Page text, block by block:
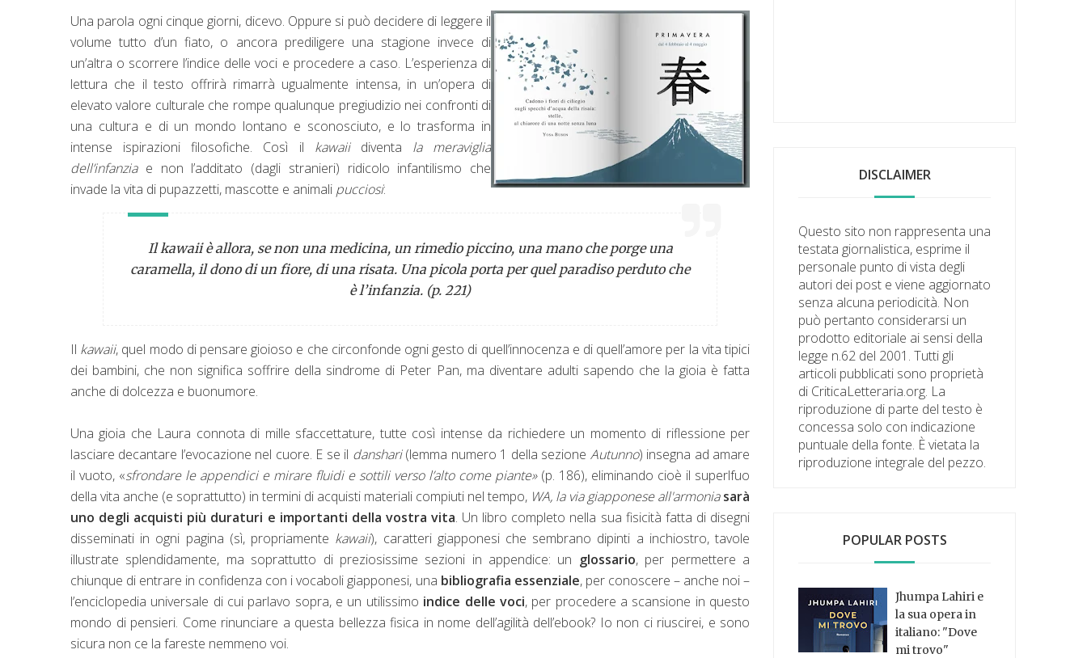
Una parola ogni cinque giorni, dicevo. Oppure si può decidere di leggere il
volume tutto d’un fiato, o ancora prediligere una stagione invece di
un’altra o scorrere l’indice delle voci e procedere a caso. L’esperienza di
lettura che il testo offrirà rimarrà ugualmente intensa, in un’opera di
elevato valore culturale che rompe qualunque pregiudizio nei confronti di
una cultura e di un mondo lontano e sconosciuto, e lo trasforma in
intense ispirazioni filosofiche. Così il kawaii diventa la meraviglia
dell’infanziae non l’additato (dagli stranieri) ridicolo infantilismo che
invade la vita di pupazzetti, mascotte e animali pucciosi:
Il kawaii è allora, se non una medicina, un rimedio piccino, una mano che porge una
caramella, il dono di un fiore, di una risata. Una picola porta per quel paradiso perduto che
è l’infanzia. (p. 221)
Il kawaii, quel modo di pensare gioioso e che circonfonde ogni gesto di quell’innocenza e di quell’amore per la vita tipici
dei bambini, che non significa soffrire della sindrome di Peter Pan, ma diventare adulti sapendo che la gioia è fatta
anche di dolcezza e buonumore.
Una gioia che Laura connota di mille sfaccettature, tutte così intense da richiedere un momento di riflessione per
lasciare decantare l’evocazione nel cuore. E se il danshari(lemma numero 1 della sezione Autunno) insegna ad amare
il vuoto, «sfrondare le appendici e mirare fluidi e sottili verso l’alto come piante»(p. 186), eliminando cioè il superlfuo
della vita anche (e soprattutto) in termini di acquisti materiali compiuti nel tempo, WA, la via giapponese all'armonia sarà
uno degli acquisti più duraturi e importanti della vostra vita. Un libro completo nella sua fisicità fatta di disegni
disseminati in ogni pagina (sì, propriamente kawaii), caratteri giapponesi che sembrano dipinti a inchiostro, tavole
illustrate splendidamente, ma soprattutto di preziosissime sezioni in appendice: un glossario, per permettere a
chiunque di entrare in confidenza con i vocaboli giapponesi, una bibliografia essenziale, per conoscere – anche noi –
l’enciclopedia universale di cui parlavo sopra, e un utilissimo indice delle voci, per procedere a scansione in questo
mondo di pensieri. Come rinunciare a questa bellezza fisica in nome dell’agilità dell’ebook? Io non ci riuscirei, e sono
sicura non ce la fareste nemmeno voi.
DISCLAIMER
Questo sito non rappresenta una
testata giornalistica, esprime il
personale punto di vista degli
autori dei post e viene aggiornato
senza alcuna periodicità. Non
può pertanto considerarsi un
prodotto editoriale ai sensi della
legge n.62 del 2001. Tutti gli
articoli pubblicati sono proprietà
di CriticaLetteraria.org. La
riproduzione di parte del testo è
concessa solo con indicazione
puntuale della fonte. È vietata la
riproduzione integrale del pezzo.
POPULAR POSTS
Jhumpa Lahiri e
la sua opera in
italiano: "Dove
mi trovo"